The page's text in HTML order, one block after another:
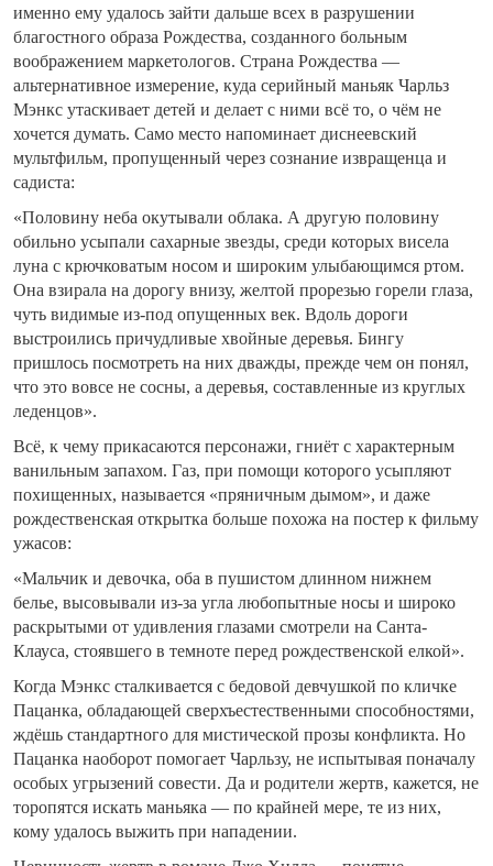
именно ему удалось зайти дальше всех в разрушении
благостного образа Рождества, созданного больным
воображением маркетологов. Страна Рождества —
альтернативное измерение, куда серийный маньяк Чарльз
Мэнкс утаскивает детей и делает с ними всё то, о чём не
хочется думать. Само место напоминает диснеевский
мультфильм, пропущенный через сознание извращенца и
садиста:
«Половину неба окутывали облака. А другую половину
обильно усыпали сахарные звезды, среди которых висела
луна с крючковатым носом и широким улыбающимся ртом.
Она взирала на дорогу внизу, желтой прорезью горели глаза,
чуть видимые из-под опущенных век. Вдоль дороги
выстроились причудливые хвойные деревья. Бингу
пришлось посмотреть на них дважды, прежде чем он понял,
что это вовсе не сосны, а деревья, составленные из круглых
леденцов».
Всё, к чему прикасаются персонажи, гниёт с характерным
ванильным запахом. Газ, при помощи которого усыпляют
похищенных, называется «пряничным дымом», и даже
рождественская открытка больше похожа на постер к фильму
ужасов:
«Мальчик и девочка, оба в пушистом длинном нижнем
белье, высовывали из-за угла любопытные носы и широко
раскрытыми от удивления глазами смотрели на Санта-
Клауса, стоявшего в темноте перед рождественской елкой».
Когда Мэнкс сталкивается с бедовой девчушкой по кличке
Пацанка, обладающей сверхъестественными способностями,
ждёшь стандартного для мистической прозы конфликта. Но
Пацанка наоборот помогает Чарльзу, не испытывая поначалу
особых угрызений совести. Да и родители жертв, кажется, не
торопятся искать маньяка — по крайней мере, те из них,
кому удалось выжить при нападении.